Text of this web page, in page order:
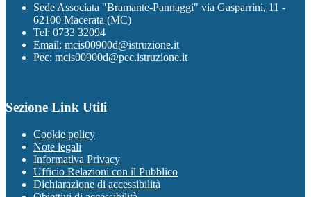
Sede Associata "Bramante-Pannaggi" via Gasparrini, 11 -
62100 Macerata (MC)
Tel: 0733 32094
Email: mcis00900d@istruzione.it
Pec: mcis00900d@pec.istruzione.it
Sezione Link Utili
Cookie policy
Note legali
Informativa Privacy
Ufficio Relazioni con il Pubblico
Dichiarazione di accessibilità